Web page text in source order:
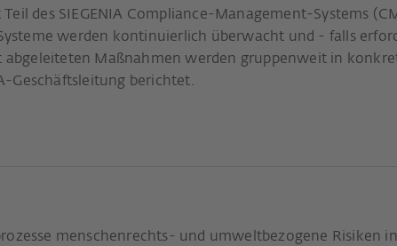
des SIEGENIA Compliance-Management-Systems
werden kontinuierlich überwacht und - falls
abgeleiteten Maßnahmen werden gruppenweit in
Geschäftsleitung berichtet.
menschenrechts- und umweltbezogene Risiken